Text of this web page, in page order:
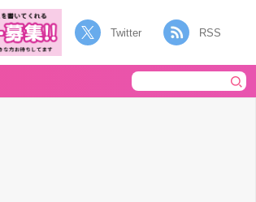
Twitter RSS